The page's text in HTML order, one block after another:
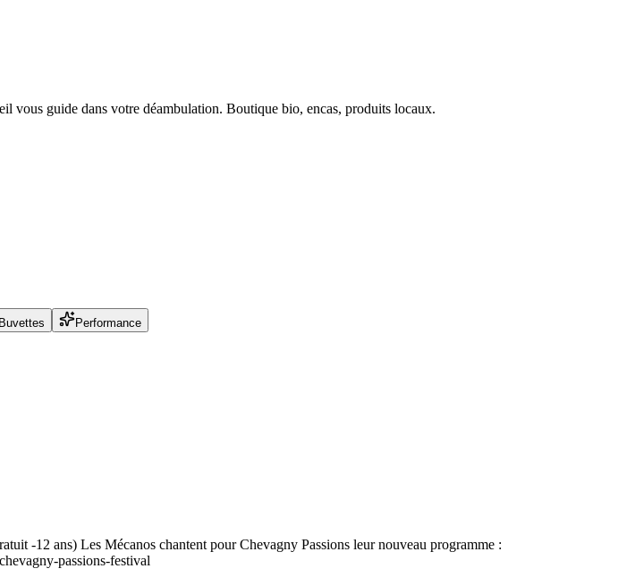
vous guide dans votre déambulation. Boutique bio, encas, produits locaux.
Buvettes Performance
-12 ans) Les Mécanos chantent pour Chevagny Passions leur nouveau programme :
passions-festival